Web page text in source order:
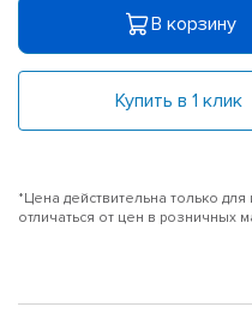
В корзину
Купить в 1 клик
*Цена действительна только
отличаться от цен в розничных